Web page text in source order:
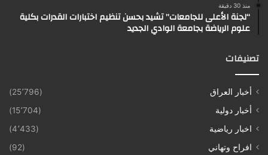
منذ 30 دقيقة
“لجنة الأعلى للجامعات” تشيد بحسن تنظيم اختبارات القدرات بكلية
علوم الرياضة بجامعة الوادي الجديد
تصنيفات
أخبار العراق
(25٬796)
أخبار دولية
(15٬704)
اخبار رياضية
(4٬433)
افراح وتهاني
(92)